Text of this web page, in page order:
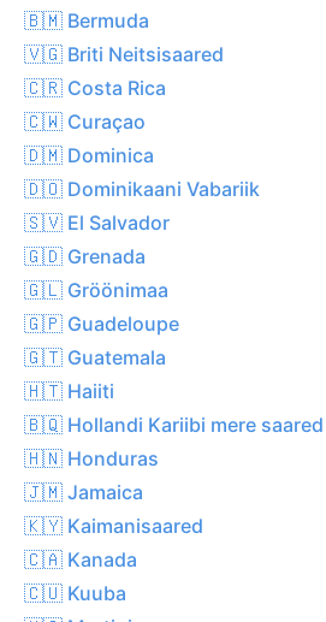
🇧🇲 Bermuda
🇻🇬 Briti Neitsisaared
🇨🇷 Costa Rica
🇨🇼 Curaçao
🇩🇲 Dominica
🇩🇴 Dominikaani Vabariik
🇸🇻 El Salvador
🇬🇩 Grenada
🇬🇱 Gröönimaa
🇬🇵 Guadeloupe
🇬🇹 Guatemala
🇭🇹 Haiiti
🇧🇶 Hollandi Kariibi mere saared
🇭🇳 Honduras
🇯🇲 Jamaica
🇰🇾 Kaimanisaared
🇨🇦 Kanada
🇨🇺 Kuuba